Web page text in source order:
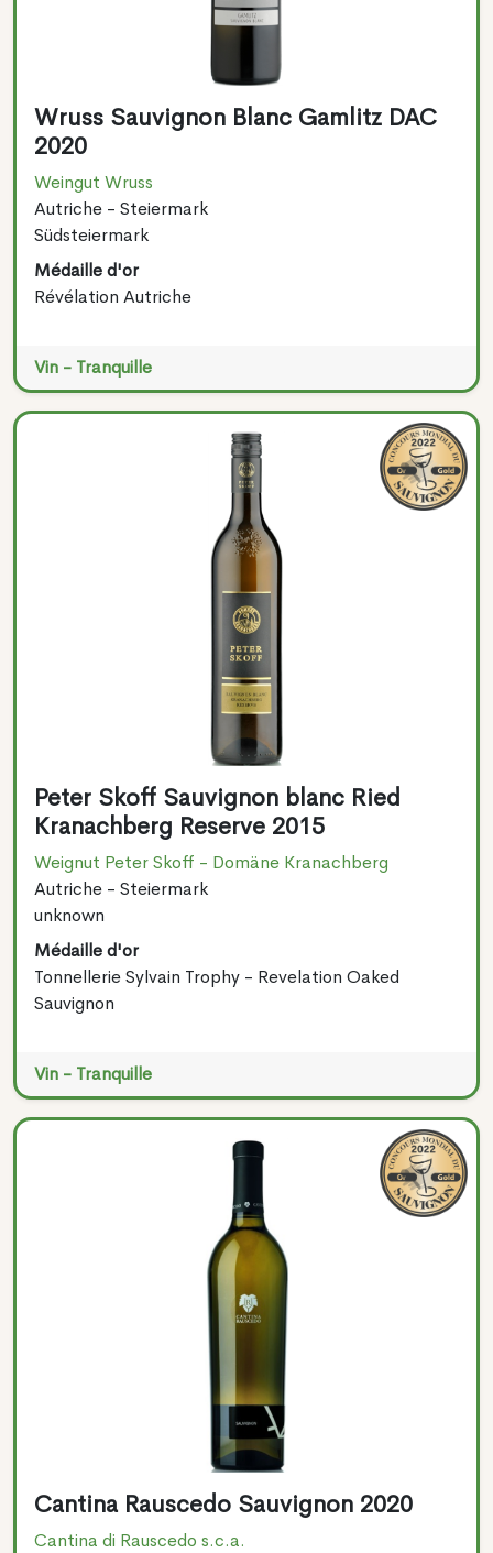
Wruss Sauvignon Blanc Gamlitz DAC
2020
Weingut Wruss
Autriche - Steiermark
Südsteiermark
Médaille d'or
Révélation Autriche
Vin - Tranquille
Peter Skoff Sauvignon blanc Ried
Kranachberg Reserve 2015
Weignut Peter Skoff - Domäne Kranachberg
Autriche - Steiermark
unknown
Médaille d'or
Tonnellerie Sylvain Trophy - Revelation Oaked
Sauvignon
Vin - Tranquille
Cantina Rauscedo Sauvignon 2020
Cantina di Rauscedo s.c.a.